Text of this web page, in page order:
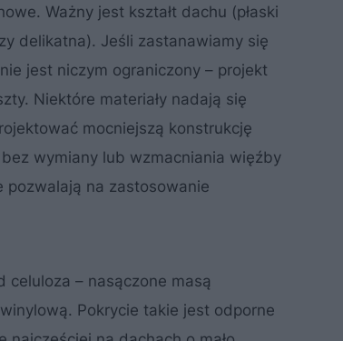
Ważny jest kształt dachu (płaski
delikatna). Jeśli zastanawiamy się
jest niczym ograniczony – projekt
Niektóre materiały nadają się
mocniejszą konstrukcję
wymiany lub wzmacniania więźby
pozwalają na zastosowanie
celuloza – nasączone masą
Pokrycie takie jest odporne